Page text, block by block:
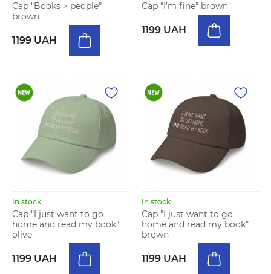
Cap "Books > people"
brown
1199 UAH
Cap "I’m fine" brown
1199 UAH
In stock
Cap "I just want to go
home and read my book"
olive
1199 UAH
In stock
Cap "I just want to go
home and read my book"
brown
1199 UAH